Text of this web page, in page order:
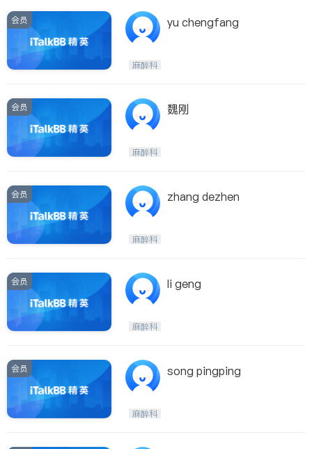
会员 yu chengfang
麻醉科
会员 魏刚
麻醉科
会员 zhang dezhen
麻醉科
会员 li geng
麻醉科
会员 song pingping
麻醉科